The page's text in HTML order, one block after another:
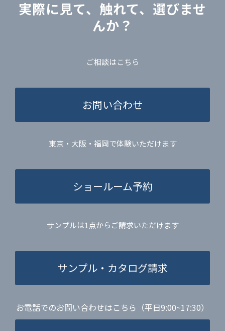
実際に見て、触れて、選びませ
んか？
ご相談はこちら
お問い合わせ
東京・大阪・福岡で体験いただけます
ショールーム予約
サンプルは1点からご請求いただけます
サンプル・カタログ請求
お電話でのお問い合わせはこちら（平日9:00~17:30）